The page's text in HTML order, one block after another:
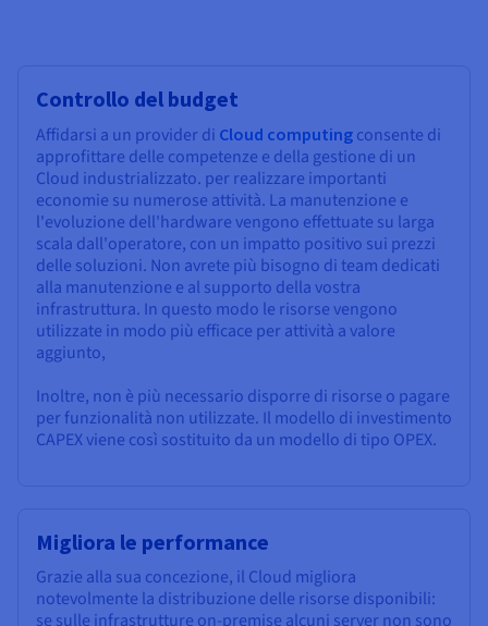
Controllo del budget
Affidarsi a un provider di Cloud computing consente di
approfittare delle competenze e della gestione di un
Cloud industrializzato. per realizzare importanti
economie su numerose attività. La manutenzione e
l'evoluzione dell'hardware vengono effettuate su larga
scala dall'operatore, con un impatto positivo sui prezzi
delle soluzioni. Non avrete più bisogno di team dedicati
alla manutenzione e al supporto della vostra
infrastruttura. In questo modo le risorse vengono
utilizzate in modo più efficace per attività a valore
aggiunto,
Inoltre, non è più necessario disporre di risorse o pagare
per funzionalità non utilizzate. Il modello di investimento
CAPEX viene così sostituito da un modello di tipo OPEX.
Migliora le performance
Grazie alla sua concezione, il Cloud migliora
notevolmente la distribuzione delle risorse disponibili:
se sulle infrastrutture on-premise alcuni server non sono